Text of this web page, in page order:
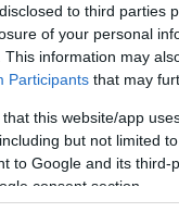
to third parties
of your personal
This information may
Participants that may
that this website/app
but not limited
to Google and its
consent section.
biztosan van.
Star Wars-
a
ügyködött